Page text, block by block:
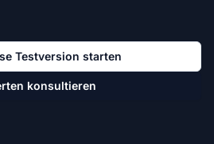
Testversion starten
konsultieren